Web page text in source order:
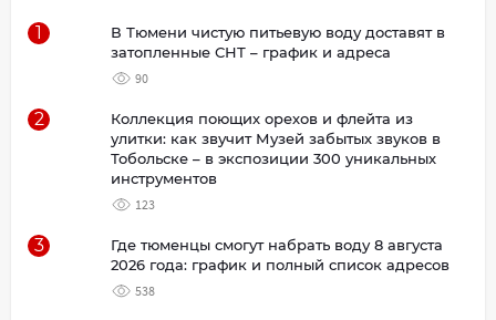
1
В Тюмени чистую питьевую воду доставят в
затопленные СНТ – график и адреса
90
2
Коллекция поющих орехов и флейта из
улитки: как звучит Музей забытых звуков в
Тобольске – в экспозиции 300 уникальных
инструментов
123
3
Где тюменцы смогут набрать воду 8 августа
2026 года: график и полный список адресов
538